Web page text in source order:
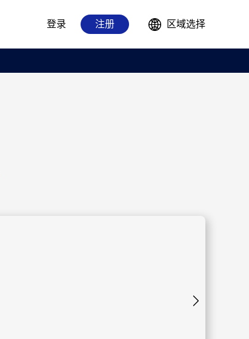
登录 注册 区域选择